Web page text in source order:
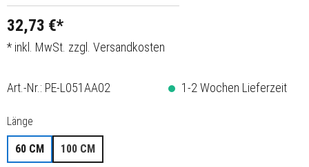
32,73 €*
* inkl. MwSt. zzgl. Versandkosten
Art.-Nr.: PE-L051AA02 1-2 Wochen Lieferzeit
Länge
60 CM 100 CM